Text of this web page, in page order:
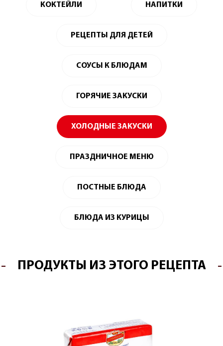
КОКТЕЙЛИ НАПИТКИ
РЕЦЕПТЫ ДЛЯ ДЕТЕЙ
СОУСЫ К БЛЮДАМ
ГОРЯЧИЕ ЗАКУСКИ
ХОЛОДНЫЕ ЗАКУСКИ
ПРАЗДНИЧНОЕ МЕНЮ
ПОСТНЫЕ БЛЮДА
БЛЮДА ИЗ КУРИЦЫ
ПРОДУКТЫ ИЗ ЭТОГО РЕЦЕПТА